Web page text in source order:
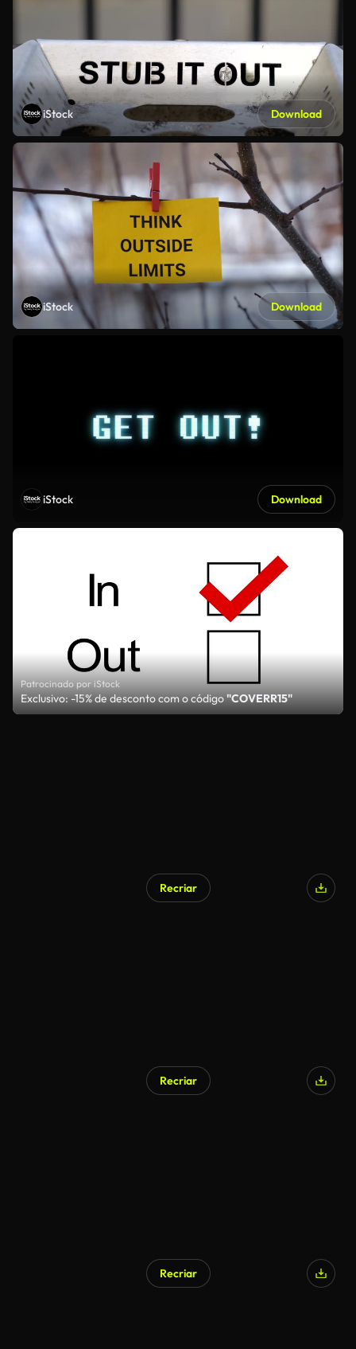
iStock Download
iStock Download
iStock Download
Patrocinado por iStock
Exclusivo: -15% de desconto com o código"COVERR15"
Recriar
Recriar
Recriar